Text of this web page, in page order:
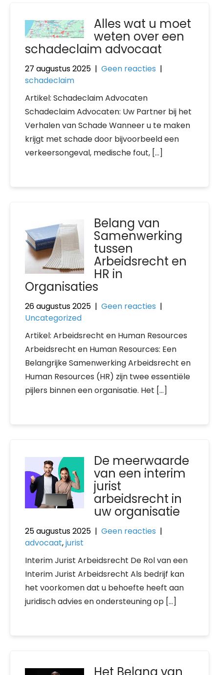
Alles wat u moet
weten over een
schadeclaim advocaat
27 augustus 2025 | Geen reacties |
schadeclaim
Artikel: Schadeclaim Advocaten
Schadeclaim Advocaten: Uw Partner bij het
Verhalen van Schade Wanneer u te maken
krijgt met schade door bijvoorbeeld een
verkeersongeval, medische fout, […]
Belang van
Samenwerking
tussen
Arbeidsrecht en
HR in
Organisaties
26 augustus 2025 | Geen reacties |
Uncategorized
Artikel: Arbeidsrecht en Human Resources
Arbeidsrecht en Human Resources: Een
Belangrijke Samenwerking Arbeidsrecht en
Human Resources (HR) zijn twee essentiële
pijlers binnen een organisatie. Het […]
De meerwaarde
van een interim
jurist
arbeidsrecht in
uw organisatie
25 augustus 2025 | Geen reacties |
advocaat,jurist
Interim Jurist Arbeidsrecht De Rol van een
Interim Jurist Arbeidsrecht Als bedrijf kan
het voorkomen dat u behoefte heeft aan
juridisch advies en ondersteuning op […]